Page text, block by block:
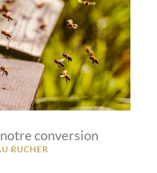
conversion
RUCHER